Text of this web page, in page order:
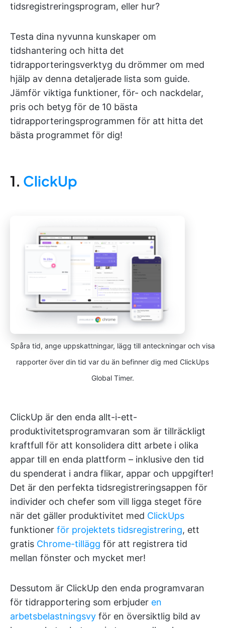
tidsregistreringsprogram, eller hur?
Testa dina nyvunna kunskaper om
tidshantering och hitta det
tidrapporteringsverktyg du drömmer om med
hjälp av denna detaljerade lista som guide.
Jämför viktiga funktioner, för- och nackdelar,
pris och betyg för de 10 bästa
tidrapporteringsprogrammen för att hitta det
bästa programmet för dig!
1. ClickUp
Spåra tid, ange uppskattningar, lägg till anteckningar och visa
rapporter över din tid var du än befinner dig med ClickUps
Global Timer.
ClickUp är den enda allt-i-ett-
produktivitetsprogramvaran som är tillräckligt
kraftfull för att konsolidera ditt arbete i olika
appar till en enda plattform – inklusive den tid
du spenderat i andra flikar, appar och uppgifter!
Det är den perfekta tidsregistreringsappen för
individer och chefer som vill ligga steget före
när det gäller produktivitet med ClickUps
funktioner för projektets tidsregistrering, ett
gratis Chrome-tillägg för att registrera tid
mellan fönster och mycket mer!
Dessutom är ClickUp den enda programvaran
för tidrapportering som erbjuder en
arbetsbelastningsvy för en översiktlig bild av